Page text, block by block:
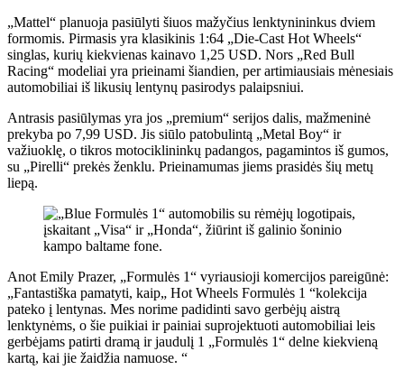
„Mattel“ planuoja pasiūlyti šiuos mažyčius lenktynininkus dviem
formomis. Pirmasis yra klasikinis 1:64 „Die-Cast Hot Wheels“
singlas, kurių kiekvienas kainavo 1,25 USD. Nors „Red Bull
Racing“ modeliai yra prieinami šiandien, per artimiausiais mėnesiais
automobiliai iš likusių lentynų pasirodys palaipsniui.
Antrasis pasiūlymas yra jos „premium“ serijos dalis, mažmeninė
prekyba po 7,99 USD. Jis siūlo patobulintą „Metal Boy“ ir
važiuoklę, o tikros motociklininkų padangos, pagamintos iš gumos,
su „Pirelli“ prekės ženklu. Prieinamumas jiems prasidės šių metų
liepą.
Anot Emily Prazer, „Formulės 1“ vyriausioji komercijos pareigūnė:
„Fantastiška pamatyti, kaip„ Hot Wheels Formulės 1 “kolekcija
pateko į lentynas. Mes norime padidinti savo gerbėjų aistrą
lenktynėms, o šie puikiai ir painiai suprojektuoti automobiliai leis
gerbėjams patirti dramą ir jaudulį 1 „Formulės 1“ delne kiekvieną
kartą, kai jie žaidžia namuose. “